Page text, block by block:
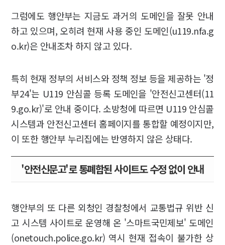
그럼에도 행안부는 지금도 과거의 도메인을 잘못 안내
하고 있으며, 오히려 현재 사용 중인 도메인(u119.nfa.g
o.kr)은 안내조차 하지 않고 있다.
특히 현재 정부의 서비스와 정책 정보 등을 제공하는 '정
부24'는 U119 안심콜 등록 도메인을 '안전신고센터(11
9.go.kr)'로 안내 중이다. 소방청에 따르면 U119 안심콜
시스템과 안전신고센터 홈페이지를 통합할 예정이지만,
이 또한 행안부 누리집에는 반영하지 않은 상태다.
'안전신문고'로 통폐합된 사이트도 수정 없이 안내
행안부의 또 다른 외청인 경찰청에서 교통법규 위반 신
고 시스템 사이트로 운영해 온 '스마트국민제보' 도메인
(onetouch.police.go.kr) 역시 현재 접속이 불가한 상